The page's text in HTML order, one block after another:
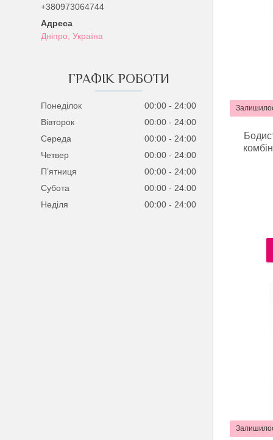
+380973064744
Дніпро, Україна
ГРАФІК РОБОТИ
Понеділок 00:00
24:00
Вівторок
00:00
24:00
Середа
00:00
24:00
Четвер
00:00
24:00
Пʼятниця
00:00
24:00
Субота
00:00
24:00
Неділя
00:00 24:00